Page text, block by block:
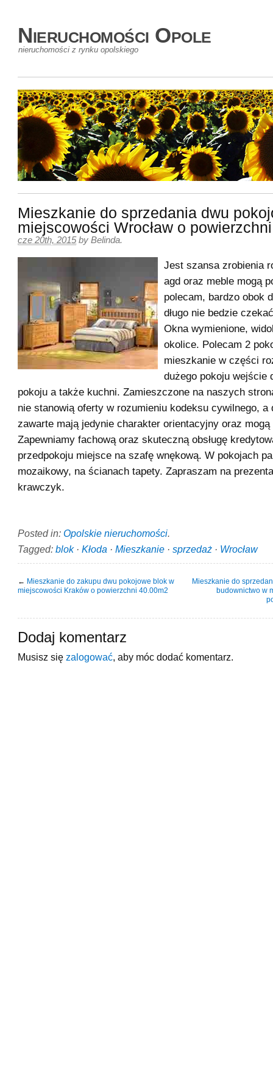
Nieruchomości Opole
nieruchomości z rynku opolskiego
Mieszkanie do sprzedania dwu
miejscowości Wrocław o
cze 20th, 2015 by Belinda.
Jest szansa zrobienia
agd oraz meble mogą
polecam, bardzo obok
długo nie bedzie
Okna wymienione,
okolice. Polecam 2
mieszkanie w części
dużego pokoju wejście
pokoju a także kuchni. Zamieszczone na naszych
nie stanowią oferty w rozumieniu kodeksu cywilnego, a
zawarte mają jedynie charakter orientacyjny oraz
Zapewniamy fachową oraz skuteczną obsługę
przedpokoju miejsce na szafę wnękową. W pokojach
mozaikowy, na ścianach tapety. Zapraszam na
krawczyk.
Posted in: Opolskie nieruchomości.
Tagged: blok· Kłoda · Mieszkanie · sprzedaż · Wrocław
← Mieszkanie do zakupu dwu pokojowe blok w
miejscowości Kraków o powierzchni 40.00m2
Mieszkanie do
budownictwo w
Dodaj komentarz
Musisz się zalogować , aby móc dodać komentarz.